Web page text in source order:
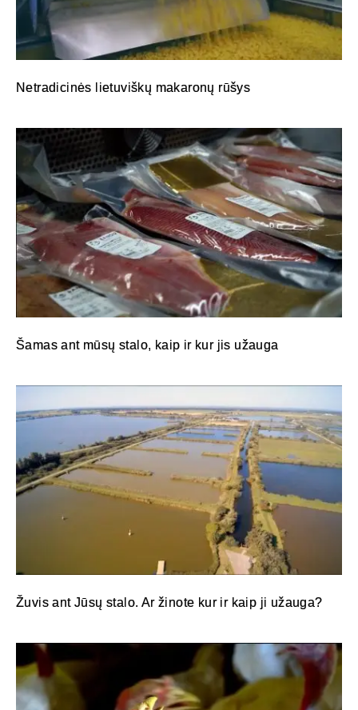
Netradicinės lietuviškų makaronų rūšys
Šamas ant mūsų stalo, kaip ir kur jis užauga
Žuvis ant Jūsų stalo. Ar žinote kur ir kaip ji užauga?